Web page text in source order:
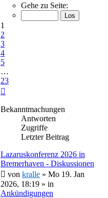
von
Gehe zu Seite:
1
2
3
4
5
…
23
Bekanntmachungen
Antworten
Zugriffe
Letzter Beitrag
Lazaruskonferenz 2026 in
Bremerhaven - Diskussionen
von kralle » Mo 19. Jan
2026, 18:19 » in
Ankündigungen